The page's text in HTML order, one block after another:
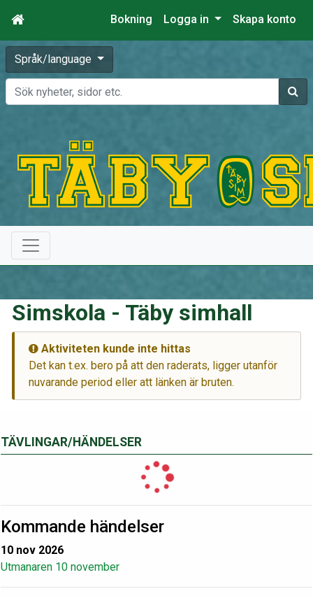
Bokning Logga in Skapa konto
Språk/language
Sök
TÄVLINGAR/HÄNDELSER
Kommande händelser
10 nov 2026
Utmanaren 10 november
Simskola - Täby simhall
Aktiviteten kunde inte hittas
Det kan t.ex. bero på att den raderats, ligger utanför
nuvarande period eller att länken är bruten.